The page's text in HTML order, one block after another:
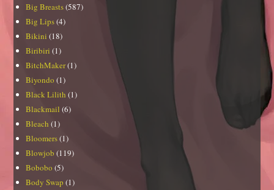
Big Breasts(587)
Big Lips(4)
Bikini (18)
Biribiri (1)
BitchMaker(1)
Biyondo (1)
Black Lilith (1)
Blackmail (6)
Bleach (1)
Bloomers(1)
Blowjob (119)
Bobobo (5)
Body Swap (1)